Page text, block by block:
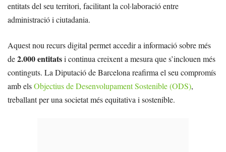
entitats del seu territori, facilitant la col·laboració entre
administració i ciutadania.
Aquest nou recurs digital permet accedir a informació sobre més
de2.000 entitatsi continua creixent a mesura que s’inclouen més
continguts. La Diputació de Barcelona reafirma el seu compromís
amb elsObjectius de Desenvolupament Sostenible (ODS),
treballant per una societat més equitativa i sostenible.